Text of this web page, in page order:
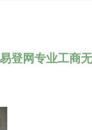
登网专业工商